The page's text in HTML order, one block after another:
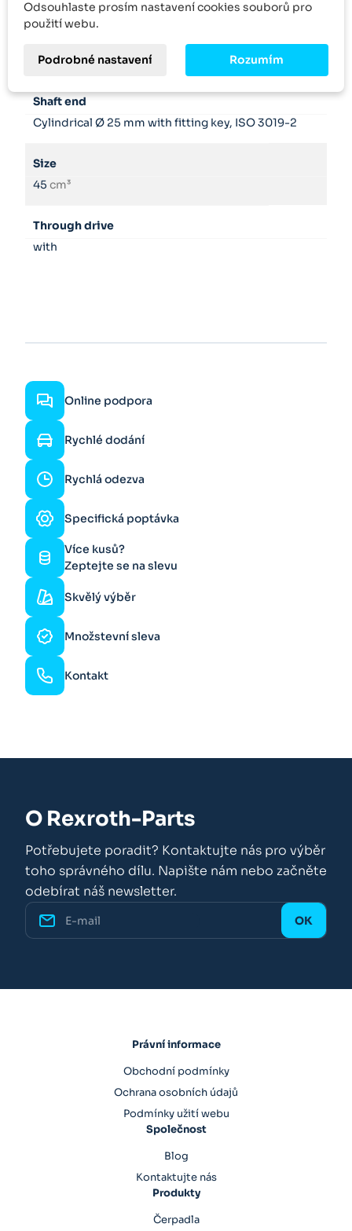
NBR
Shaft end
Cylindrical Ø 25 mm with fitting key, ISO 3019-2
Size
45 cm³
Through drive
with
Online podpora
Rychlé dodání
Rychlá odezva
Specifická poptávka
Více kusů?
Zeptejte se na slevu
Skvělý výběr
Množstevní sleva
Kontakt
O Rexroth-Parts
Potřebujete poradit? Kontaktujte nás pro výběr
toho správného dílu. Napište nám nebo začněte
odebírat náš newsletter.
Právní informace
Obchodní podmínky
Ochrana osobních údajů
Podmínky užití webu
Společnost
Blog
Kontaktujte nás
Produkty
Čerpadla
Odsouhlaste prosím nastavení cookies souborů pro
použití webu.
Podrobné nastavení Rozumím